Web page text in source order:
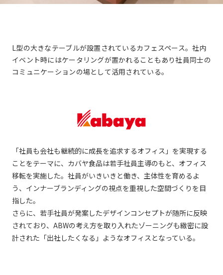
L型の大きなテーブルが設置されているカフェスペース。社内
イベント時にはケータリングが置かれることもあり社員同士の
コミュニケーションの場として活用されている。
「社員も会社も継続的に成長を追求するオフィス」を実現する
ことをテーマに、カバヤ食品は若手社員主導のもと、オフィス
移転を実施した。社員がいきいきと働き、主体性を育めるよ
う、インナーブランディングの視点を重視した空間づくりを目
指した。
さらに、若手社員が発案したデザインコンセプトが随所に反映
されており、ABWの考え方を取り入れたゾーニングも緻密に設
計された「出社したくなる」ようなオフィスとなっている。
閉じる